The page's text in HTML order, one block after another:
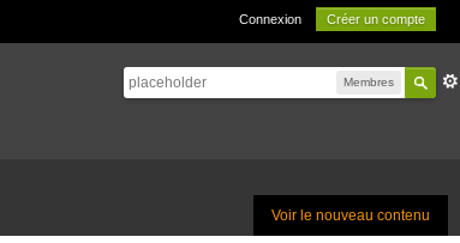
Connexion Créer un compte
Membres
Voir le nouveau contenu